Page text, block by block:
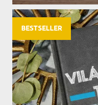
BESTSELLER